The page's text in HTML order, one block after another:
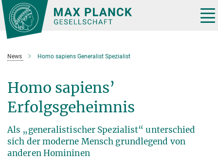
Hauptinhalt
News Homo sapiens Generalist Spezialist
Homo sapiens’
Erfolgsgeheimnis
Als „generalistischer Spezialist“ unterschied
sich der moderne Mensch grundlegend von
anderen Homininen